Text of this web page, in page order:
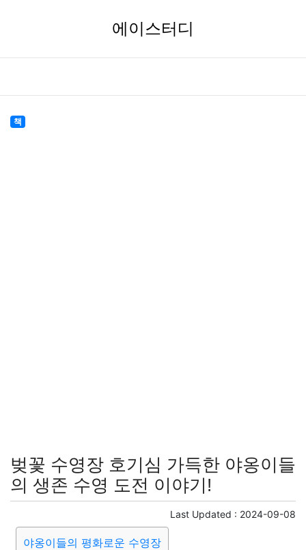
에이스터디
책
벚꽃 수영장 호기심 가득한 야옹이들
의 생존 수영 도전 이야기!
Last Updated : 2024-09-08
야옹이들의 평화로운 수영장